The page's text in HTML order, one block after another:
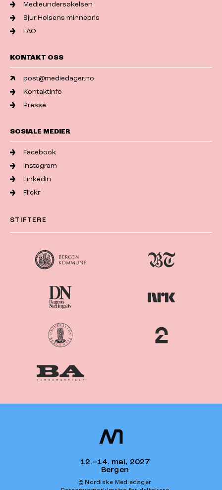
Medieundersøkelsen
Sjur Holsens minnepris
FAQ
KONTAKT OSS
post@mediedager.no
Kontaktinfo
Presse
SOSIALE MEDIER
Facebook
Instagram
LinkedIn
Flickr
STIFTERE
12.–14. mai, 2027
Bergen
© Nordiske Mediedager